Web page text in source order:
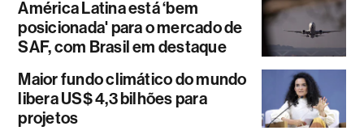
América Latina está ‘bem
posicionada' para o mercado de
SAF, com Brasil em destaque
Maior fundo climático do mundo
libera US$ 4,3 bilhões para
projetos